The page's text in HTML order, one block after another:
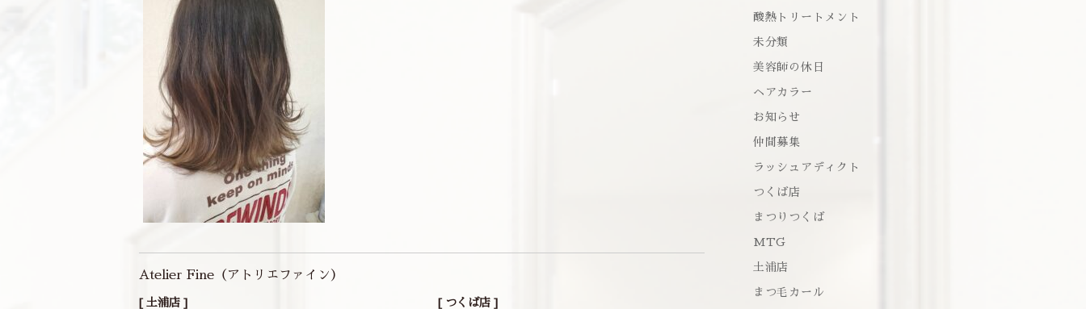
Atelier Fine（アトリエファイン）
[ 土浦店 ] [ つくば店 ]
酸熱トリートメント
未分類
美容師の休日
ヘアカラー
お知らせ
仲間募集
ラッシュアディクト
つくば店
まつりつくば
MTG
土浦店
まつ毛カール